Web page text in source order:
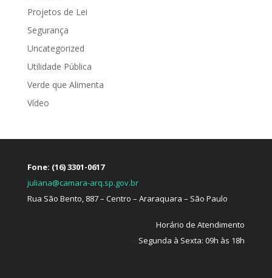
Projetos de Lei
Segurança
Uncategorized
Utilidade Pública
Verde que Alimenta
Vídeo
Fone: (16) 3301-0617
juliana@camara-arq.sp.gov.br
Rua São Bento, 887 – Centro – Araraquara – São Paulo
Horário de Atendimento
Segunda à Sexta: 09h às 18h